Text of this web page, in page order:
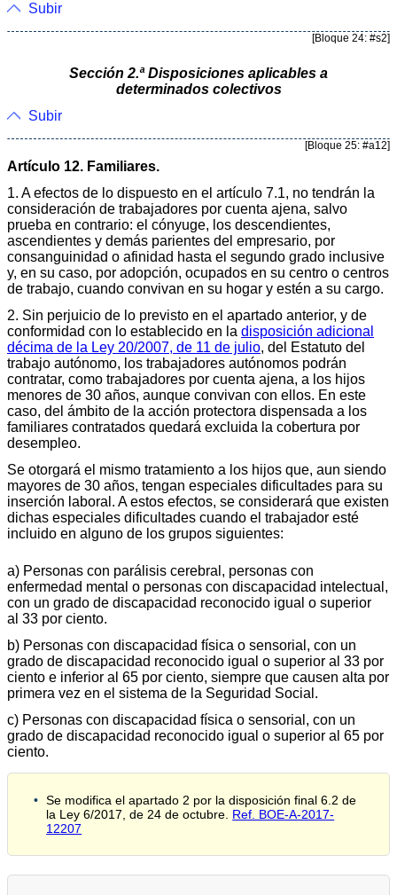
Subir
[Bloque 24: #s2]
Sección 2.ª Disposiciones aplicables a
determinados colectivos
Subir
[Bloque 25: #a12]
Artículo 12. Familiares.
1. A efectos de lo dispuesto en el artículo 7.1, no tendrán la
consideración de trabajadores por cuenta ajena, salvo
prueba en contrario: el cónyuge, los descendientes,
ascendientes y demás parientes del empresario, por
consanguinidad o afinidad hasta el segundo grado inclusive
y, en su caso, por adopción, ocupados en su centro o centros
de trabajo, cuando convivan en su hogar y estén a su cargo.
2. Sin perjuicio de lo previsto en el apartado anterior, y de
conformidad con lo establecido en la disposición adicional
décima de la Ley 20/2007, de 11 de julio, del Estatuto del
trabajo autónomo, los trabajadores autónomos podrán
contratar, como trabajadores por cuenta ajena, a los hijos
menores de 30 años, aunque convivan con ellos. En este
caso, del ámbito de la acción protectora dispensada a los
familiares contratados quedará excluida la cobertura por
desempleo.
Se otorgará el mismo tratamiento a los hijos que, aun siendo
mayores de 30 años, tengan especiales dificultades para su
inserción laboral. A estos efectos, se considerará que existen
dichas especiales dificultades cuando el trabajador esté
incluido en alguno de los grupos siguientes:
a) Personas con parálisis cerebral, personas con
enfermedad mental o personas con discapacidad intelectual,
con un grado de discapacidad reconocido igual o superior
al 33 por ciento.
b) Personas con discapacidad física o sensorial, con un
grado de discapacidad reconocido igual o superior al 33 por
ciento e inferior al 65 por ciento, siempre que causen alta por
primera vez en el sistema de la Seguridad Social.
c) Personas con discapacidad física o sensorial, con un
grado de discapacidad reconocido igual o superior al 65 por
ciento.
Se modifica el apartado 2 por la disposición final 6.2 de
la Ley 6/2017, de 24 de octubre. Ref. BOE-A-2017-
12207